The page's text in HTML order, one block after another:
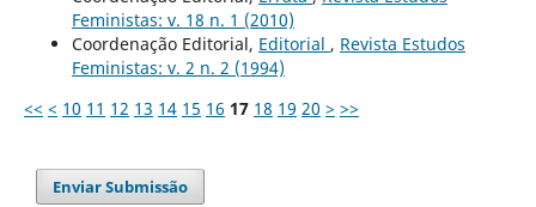
Feministas: v. 18 n. 1 (2010)
Coordenação Editorial, Editorial , Revista Estudos
Feministas: v. 2 n. 2 (1994)
<< < 10 11 12 13 14 15 16 17 18 19 20 > >>
Enviar Submissão